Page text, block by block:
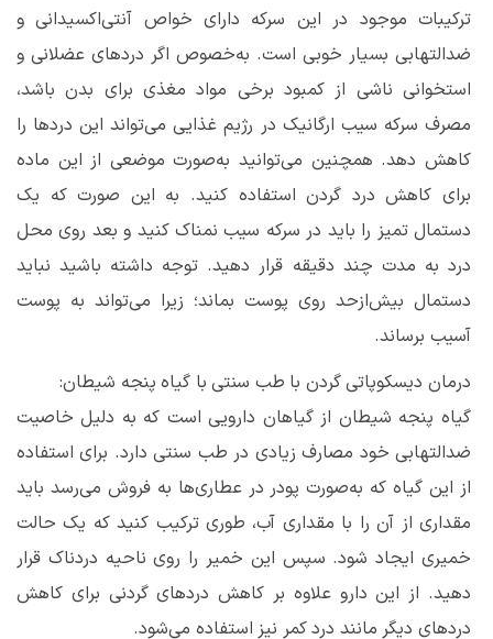
ترکیبات موجود در این سرکه دارای خواص آنتی‌اکسیدانی و
ضدالتهابی بسیار خوبی است. به‌خصوص اگر دردهای عضلانی و
استخوانی ناشی از کمبود برخی مواد مغذی برای بدن باشد،
مصرف سرکه سیب ارگانیک در رژیم غذایی می‌تواند این دردها را
کاهش دهد. همچنین می‌توانید به‌صورت موضعی از این ماده
برای کاهش درد گردن استفاده کنید. به این صورت که یک
دستمال تمیز را باید در سرکه سیب نمناک کنید و بعد روی محل
درد به مدت چند دقیقه قرار دهید. توجه داشته باشید نباید
دستمال بیش‌ازحد روی پوست بماند؛ زیرا می‌تواند به پوست
آسیب برساند.
درمان دیسکوپاتی گردن با طب سنتی با گیاه پنجه شیطان:
گیاه پنجه شیطان از گیاهان دارویی است که به دلیل خاصیت
ضدالتهابی خود مصارف زیادی در طب سنتی دارد. برای استفاده
از این گیاه که به‌صورت پودر در عطاری‌ها به فروش می‌رسد باید
مقداری از آن را با مقداری آب، طوری ترکیب کنید که یک حالت
خمیری ایجاد شود. سپس این خمیر را روی ناحیه دردناک قرار
دهید. از این دارو علاوه بر کاهش دردهای گردنی برای کاهش
دردهای دیگر مانند درد کمر نیز استفاده می‌شود.